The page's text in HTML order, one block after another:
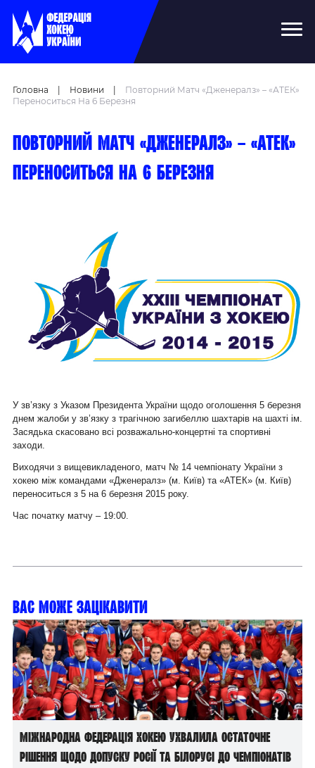
Головна Новини
Повторний Матч «Дженералз» – «АТЕК»
Переноситься На 6 Березня
Повторний матч «Дженералз» – «АТЕК»
переноситься на 6 березня
У зв’язку з Указом Президента України щодо оголошення 5 березня
днем жалоби у зв’язку з трагічною загибеллю шахтарів на шахті ім.
Засядька скасовано всі розважально-концертні та спортивні
заходи.
Виходячи з вищевикладеного, матч № 14 чемпіонату України з
хокею між командами «Дженералз» (м. Київ) та «АТЕК» (м. Київ)
переноситься з 5 на 6 березня 2015 року.
Час початку матчу – 19:00.
Вас може зацікавити
Міжнародна федерація хокею ухвалила остаточне
рішення щодо допуску росії та білорусі до чемпіонатів